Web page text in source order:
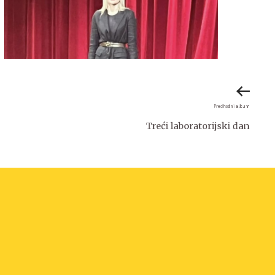
Predhodni album
Treći laboratorijski dan